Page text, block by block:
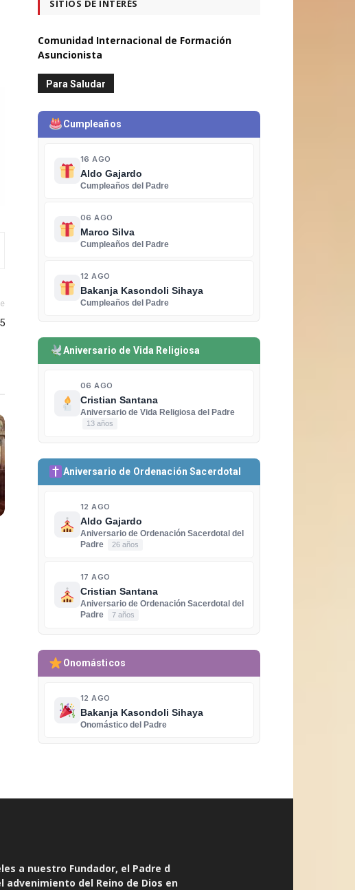
SITIOS DE INTERÉS
Comunidad Internacional de Formación
Asuncionista
Para Saludar
Cumpleaños
16 AGO
Aldo Gajardo
Cumpleaños del Padre
06 AGO
Marco Silva
Cumpleaños del Padre
12 AGO
Bakanja Kasondoli Sihaya
Cumpleaños del Padre
Aniversario de Vida Religiosa
06 AGO
Cristian Santana
Aniversario de Vida Religiosa del Padre
13 años
Aniversario de Ordenación Sacerdotal
12 AGO
Aldo Gajardo
Aniversario de Ordenación Sacerdotal del
Padre
26 años
17 AGO
Cristian Santana
Aniversario de Ordenación Sacerdotal del
Padre
7 años
Onomásticos
12 AGO
Bakanja Kasondoli Sihaya
Onomástico del Padre
a nuestro Fundador, el Padre d
del Reino de Dios en